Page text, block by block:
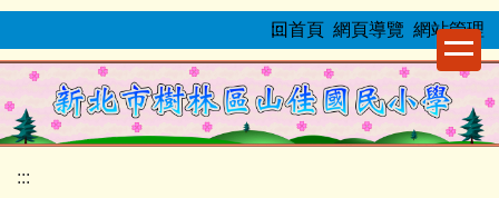
跳
要
內
容
區
:::
回首頁 網頁導覽 網站管理
:::